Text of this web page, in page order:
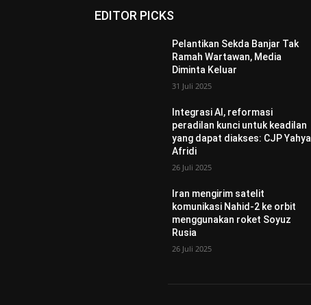
EDITOR PICKS
Pelantikan Sekda Banjar Tak
Ramah Wartawan, Media
Diminta Keluar
31 Juli 2025
Integrasi AI, reformasi
peradilan kunci untuk keadilan
yang dapat diakses: CJP Yahya
Afridi
26 Juli 2025
Iran mengirim satelit
komunikasi Nahid-2 ke orbit
menggunakan roket Soyuz
Rusia
26 Juli 2025